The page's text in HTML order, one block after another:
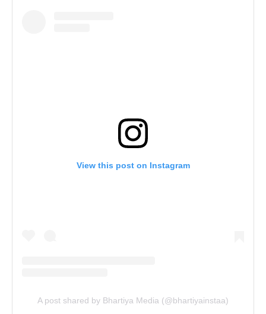
View this post on Instagram
A post shared by Bhartiya Media (@bhartiyainstaa)